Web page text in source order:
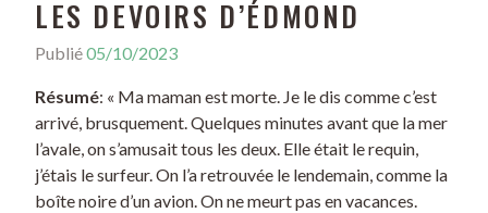
LES DEVOIRS D’ÉDMOND
Publié05/10/2023
Résumé: « Ma maman est morte. Je le dis comme c’est
arrivé, brusquement. Quelques minutes avant que la mer
l’avale, on s’amusait tous les deux. Elle était le requin,
j’étais le surfeur. On l’a retrouvée le lendemain, comme la
boîte noire d’un avion. On ne meurt pas en vacances.